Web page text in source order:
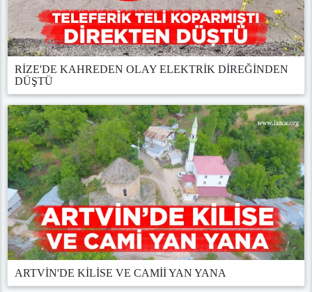
RİZE'DE KAHREDEN OLAY ELEKTRİK DİREĞİNDEN
DÜŞTÜ
ARTVİN'DE KİLİSE VE CAMİİ YAN YANA